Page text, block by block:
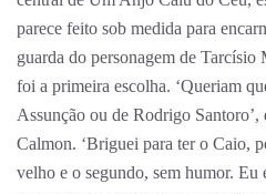
parece feito sob medida para
guarda do personagem de Tarcísio
foi a primeira escolha. ‘Queriam
Assunção ou de Rodrigo
Calmon. ‘Briguei para ter o Caio,
velho e o segundo, sem humor. Eu